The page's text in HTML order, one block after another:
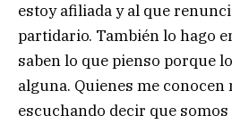
estoy afiliada y al que
partidario. También lo hago
saben lo que pienso porque
alguna. Quienes me conocen
escuchando decir que